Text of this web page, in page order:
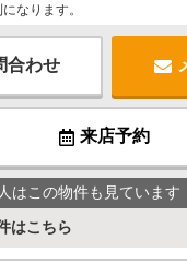
なります。
合わせ
来店予約
はこの物件も見ています
はこちら